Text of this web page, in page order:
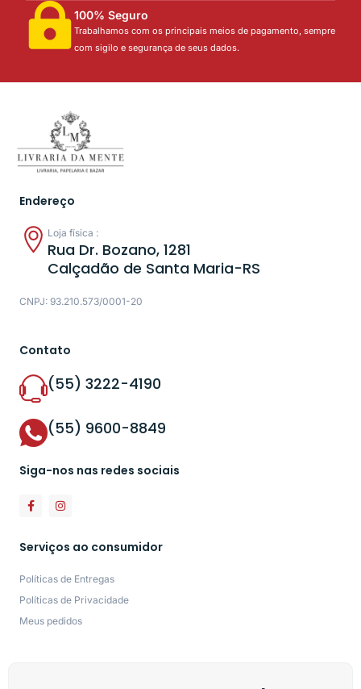
100% Seguro
Trabalhamos com os principais meios de pagamento, sempre
com sigilo e segurança de seus dados.
Endereço
Loja física :
Rua Dr. Bozano, 1281
Calçadão de Santa Maria-RS
CNPJ: 93.210.573/0001-20
Contato
(55) 3222-4190
(55) 9600-8849
Siga-nos nas redes sociais
Serviços ao consumidor
Políticas de Entregas
Políticas de Privacidade
Meus pedidos